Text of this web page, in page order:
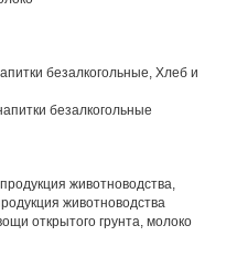
безалкогольные, Хлеб и
безалкогольные
животноводства,
животноводства
открытого грунта, молоко